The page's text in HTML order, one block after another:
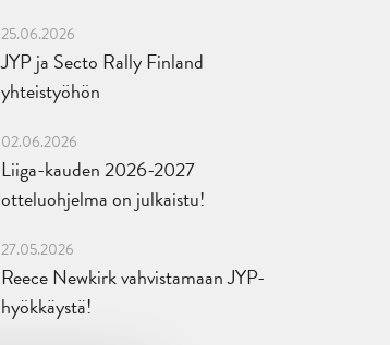
25.06.2026
JYP ja Secto Rally Finland
yhteistyöhön
02.06.2026
Liiga-kauden 2026-2027
otteluohjelma on julkaistu!
27.05.2026
Reece Newkirk vahvistamaan JYP-
hyökkäystä!